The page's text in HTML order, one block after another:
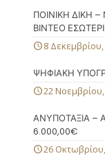
ΠΟΙΝΙΚΗ ΔΙΚΗ
ΒΙΝΤΕΟ
8 Δεκεμβρίου,
ΨΗΦΙΑΚΗ
22 Νοεμβρίου,
ΑΝΥΠΟΤΑΞΙΑ –
6.000,00€
26